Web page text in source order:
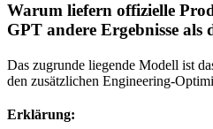
Warum liefern offizielle
GPT andere Ergebnisse als
Das zugrunde liegende Modell ist
den zusätzlichen Engineering-
Erklärung: